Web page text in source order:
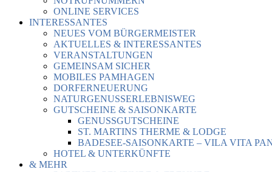
ONLINE SERVICES
INTERESSANTES
NEUES VOM BÜRGERMEISTER
AKTUELLES & INTERESSANTES
VERANSTALTUNGEN
GEMEINSAM SICHER
MOBILES PAMHAGEN
DORFERNEUERUNG
NATURGENUSSERLEBNISWEG
GUTSCHEINE & SAISONKARTE
GENUSSGUTSCHEINE
ST. MARTINS THERME & LODGE
BADESEE-SAISONKARTE – VILA VITA
HOTEL & UNTERKÜNFTE
& MEHR